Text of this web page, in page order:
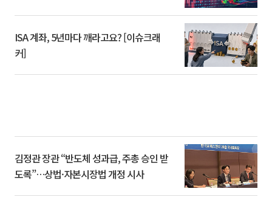
ISA 계좌, 5년마다 깨라고요? [이슈크래
커]
김정관 장관 “반도체 성과급, 주총 승인 받
도록”…상법·자본시장법 개정 시사